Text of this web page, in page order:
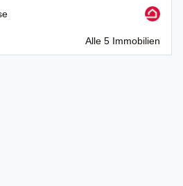
Alle 5 Immobilien